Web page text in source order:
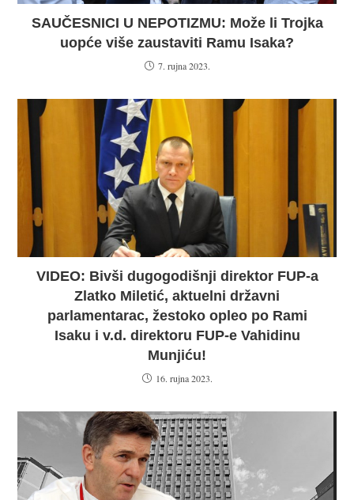
SAUČESNICI U NEPOTIZMU: Može li Trojka
uopće više zaustaviti Ramu Isaka?
7. rujna 2023.
VIDEO: Bivši dugogodišnji direktor FUP-a
Zlatko Miletić, aktuelni državni
parlamentarac, žestoko opleo po Rami
Isaku i v.d. direktoru FUP-e Vahidinu
Munjiću!
16. rujna 2023.